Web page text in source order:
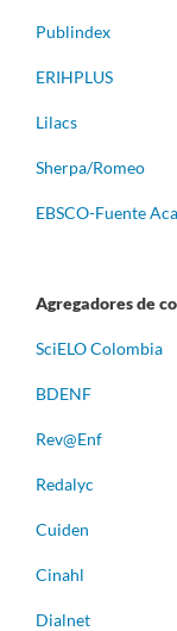
Publindex
ERIHPLUS
Lilacs
Sherpa/Romeo
EBSCO-Fuente
Agregadores de
SciELO Colombia
BDENF
Rev@Enf
Redalyc
Cuiden
Cinahl
Dialnet